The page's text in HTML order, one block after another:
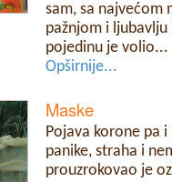
sam, sa najvećom
pažnjom i ljubavlju
pojedinu je volio...
Opširnije...
Maske
Pojava korone pa
panike, straha i
prouzrokovao je